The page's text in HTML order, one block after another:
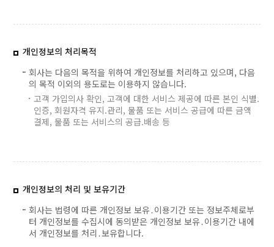
개인정보의 처리목적
회사는 다음의 목적을 위하여 개인정보를 처리하고 있으며, 다음
의 목적 이외의 용도로는 이용하지 않습니다.
고객 가입의사 확인, 고객에 대한 서비스 제공에 따른 본인 식별.
인증, 회원자격 유지.관리, 물품 또는 서비스 공급에 따른 금액
결제, 물품 또는 서비스의 공급.배송 등
개인정보의 처리 및 보유기간
회사는 법령에 따른 개인정보 보유․이용기간 또는 정보주체로부
터 개인정보를 수집시에 동의받은 개인정보 보유․이용기간 내에
서 개인정보를 처리․보유합니다.